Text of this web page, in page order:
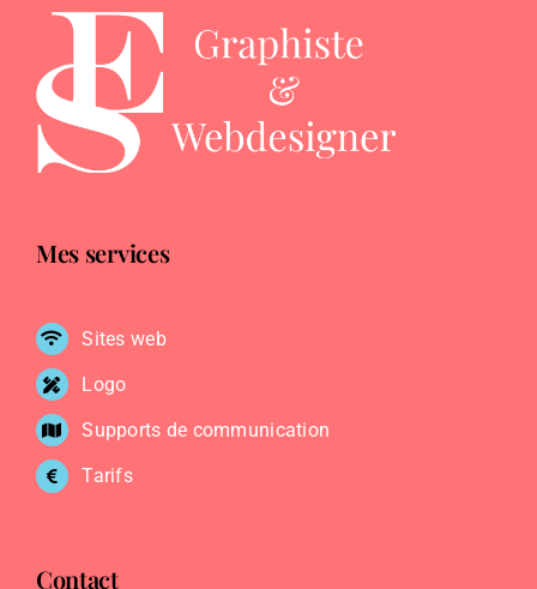
Mes services
Sites web
Logo
Supports de communication
Tarifs
Contact